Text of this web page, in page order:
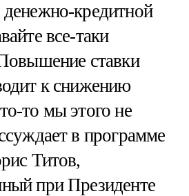
кредитной
все-таки
ставки
к снижению
то мы этого не
в программе
Титов,
при Президенте